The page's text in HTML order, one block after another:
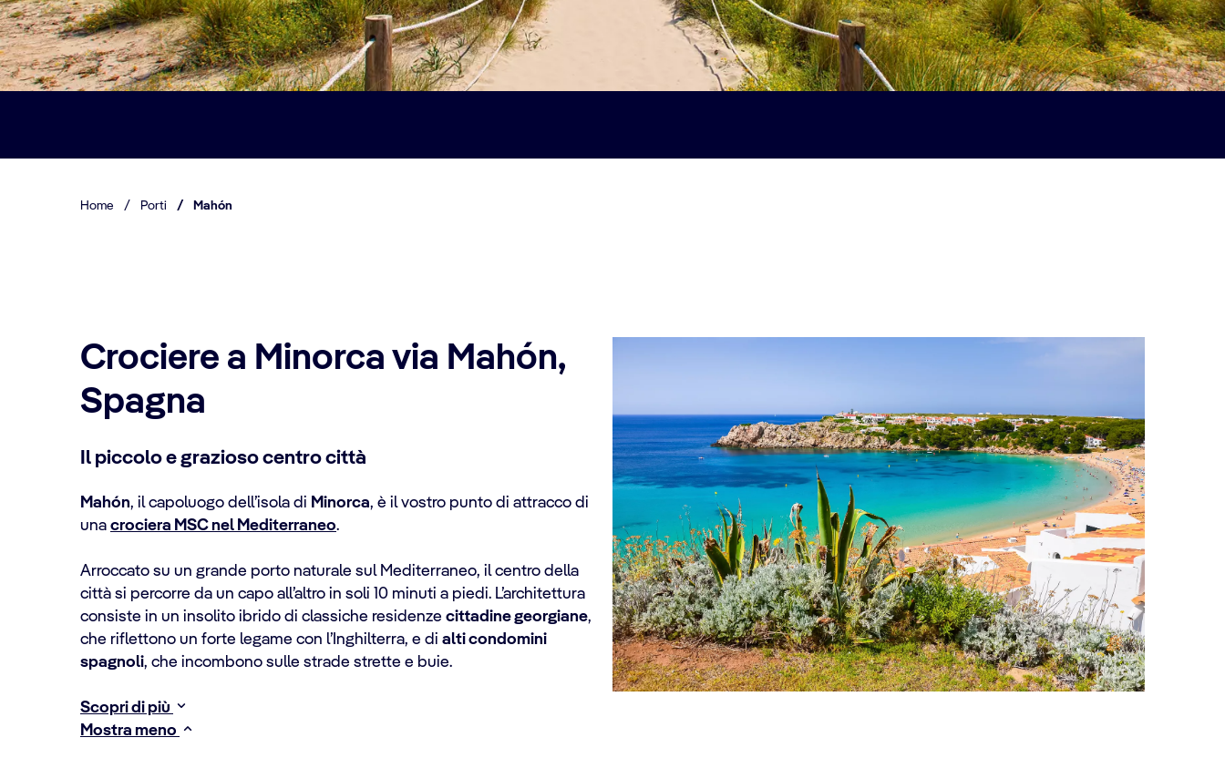
Home / Porti / Mahón
Crociere a Minorca via Mahón,
Spagna
Il piccolo e grazioso centro città
Mahón, il capoluogo dell’isola di Minorca, è il vostro punto di attracco di
una crociera MSC nel Mediterraneo.
Arroccato su un grande porto naturale sul Mediterraneo, il centro della
città si percorre da un capo all’altro in soli 10 minuti a piedi. L’architettura
consiste in un insolito ibrido di classiche residenze cittadine georgiane,
che riflettono un forte legame con l’Inghilterra, e di alti condomini
spagnoli, che incombono sulle strade strette e buie.
Scopri di più
Mostra meno